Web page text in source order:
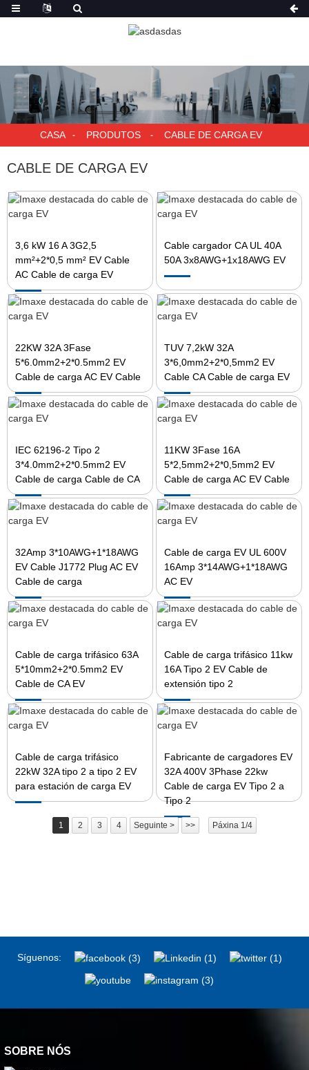
CASA PRODUTOS CABLE DE CARGA EV
CABLE DE CARGA EV
3,6 kW 16 A 3G2,5
mm²+2*0,5 mm² EV Cable
AC Cable de carga EV
Cable cargador CA UL 40A
50A 3x8AWG+1x18AWG EV
22KW 32A 3Fase
5*6.0mm2+2*0.5mm2 EV
Cable de carga AC EV Cable
TUV 7,2kW 32A
3*6,0mm2+2*0,5mm2 EV
Cable CA Cable de carga EV
IEC 62196-2 Tipo 2
3*4.0mm2+2*0.5mm2 EV
Cable de carga Cable de CA
11KW 3Fase 16A
5*2,5mm2+2*0,5mm2 EV
Cable de carga AC EV Cable
32Amp 3*10AWG+1*18AWG
EV Cable J1772 Plug AC EV
Cable de carga
Cable de carga EV UL 600V
16Amp 3*14AWG+1*18AWG
AC EV
Cable de carga trifásico 63A
5*10mm2+2*0.5mm2 EV
Cable de CA EV
Cable de carga trifásico 11kw
16A Tipo 2 EV Cable de
extensión tipo 2
Cable de carga trifásico
22kW 32A tipo 2 a tipo 2 EV
para estación de carga EV
Fabricante de cargadores EV
32A 400V 3Phase 22kw
Cable de carga EV Tipo 2 a
Tipo 2
1 2 3 4 Seguinte > >> Páxina 1/4
Síguenos:
SOBRE NÓS